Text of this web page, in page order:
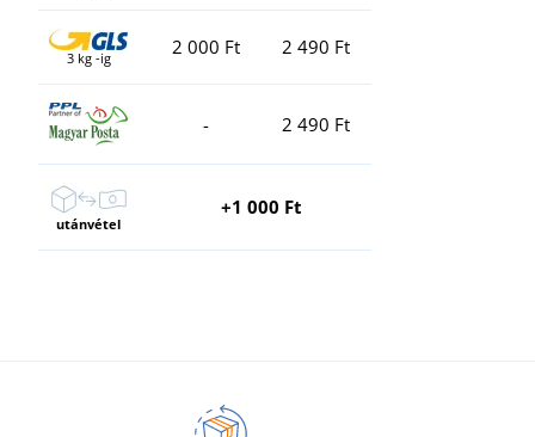
3 kg -ig 2 000 Ft 2 490 Ft
- 2 490 Ft
utánvétel
+1 000 Ft